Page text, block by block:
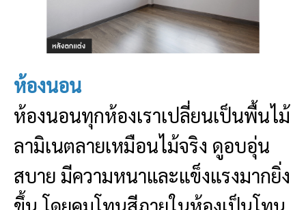
ห้องนอน
ห้องนอนทุกห้องเราเปลี่ยนเป็นพื้นไม้
ลามิเนตลายเหมือนไม้จริง ดูอบอุ่น
สบาย มีความหนาและแข็งแรงมากยิ่ง